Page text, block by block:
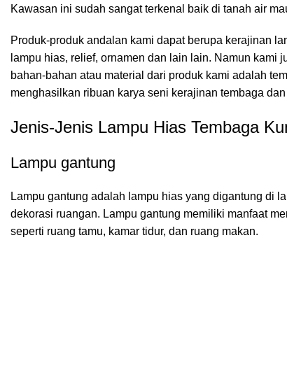
Kawasan ini sudah sangat terkenal baik di tanah air
Produk-produk andalan kami dapat berupa kerajinan
lampu hias, relief, ornamen dan lain lain. Namun
bahan-bahan atau material dari produk kami adalah
menghasilkan ribuan karya seni kerajinan tembaga
Jenis-Jenis Lampu Hias Tembaga
Lampu gantung
Lampu gantung adalah lampu hias yang digantung di
dekorasi ruangan. Lampu gantung memiliki manfaat
seperti ruang tamu, kamar tidur, dan ruang makan.